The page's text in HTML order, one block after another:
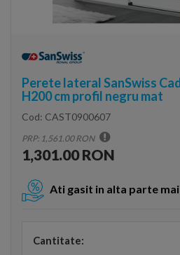
Perete lateral SanSwiss
H200 cm profil negru mat
Cod: CAST0900607
PRP: 1,561.00 RON
1,301.00 RON
Ati gasit in alta parte
Cantitate: